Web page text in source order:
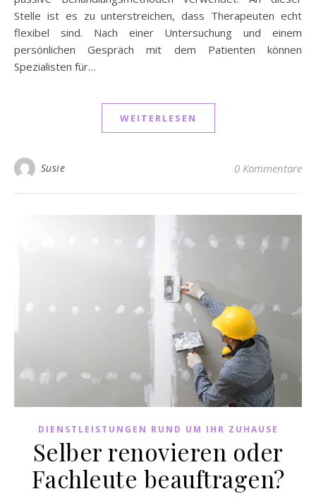
Stelle ist es zu unterstreichen, dass Therapeuten echt
flexibel sind. Nach einer Untersuchung und einem
persönlichen Gespräch mit dem Patienten können
Spezialisten für…
WEITERLESEN
Susie 0 Kommentare
DIENSTLEISTUNGEN RUND UM IHR ZUHAUSE
Selber renovieren oder
Fachleute beauftragen?